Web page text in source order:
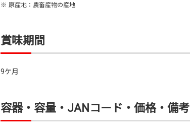
※ 原産地：農畜産物の産地
賞味期間
9ケ月
容器・容量・JANコード・価格・備考